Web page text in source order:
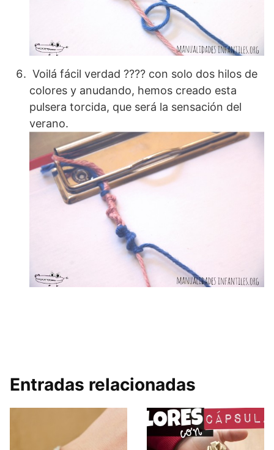
Voilá fácil verdad ???? con solo dos hilos de
colores y anudando, hemos creado esta
pulsera torcida, que será la sensación del
verano.
Entradas relacionadas